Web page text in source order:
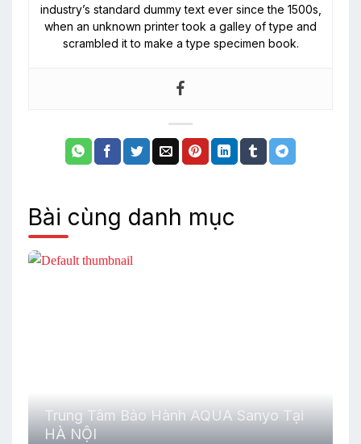
industry’s standard dummy text ever since the 1500s,
when an unknown printer took a galley of type and
scrambled it to make a type specimen book.
Bài cùng danh mục
Trung Tâm Bảo Hành AQUA Sanyo Tại
HÀ NỘI